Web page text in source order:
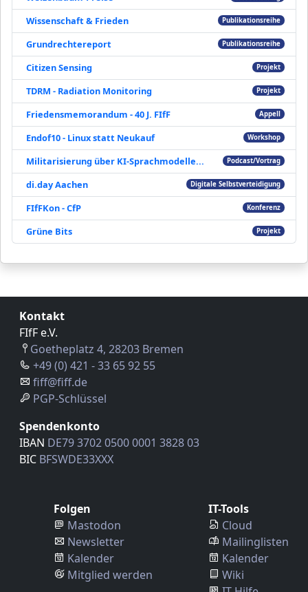
Wissenschaft & Frieden Publikationsreihe
Grundrechtereport Publikationsreihe
Citizen Sensing Projekt
TDRM - Radiation Monitoring Projekt
Friedensmemorandum - 40 J. FIfF Appell
Endof10 - Linux statt Neukauf Workshop
Militarisierung über KI-Sprachmodelle... Podcast/Vortrag
di.day Aachen Digitale Selbstverteidigung
FIfFKon - CfP Konferenz
Grüne Bits Projekt
Kontakt
FIfF e.V.
Goetheplatz 4, 28203 Bremen
+49 (0) 421 - 33 65 92 55
fiff@fiff.de
PGP-Schlüssel
Spendenkonto
IBAN DE79 3702 0500 0001 3828 03
BIC BFSWDE33XXX
Folgen
Mastodon
Newsletter
Kalender
Mitglied werden
IT-Tools
Cloud
Mailinglisten
Kalender
Wiki